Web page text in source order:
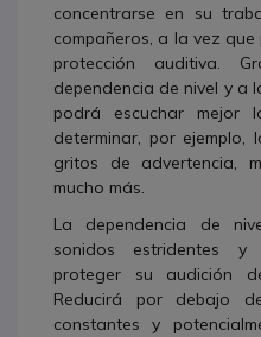
concentrarse en su
compañeros, a la vez
protección auditiva.
dependencia de nivel y a
podrá escuchar mejor
determinar, por ejemplo,
gritos de advertencia,
mucho más.
La dependencia de
sonidos estridentes y
proteger su audición
Reducirá por debajo
constantes y